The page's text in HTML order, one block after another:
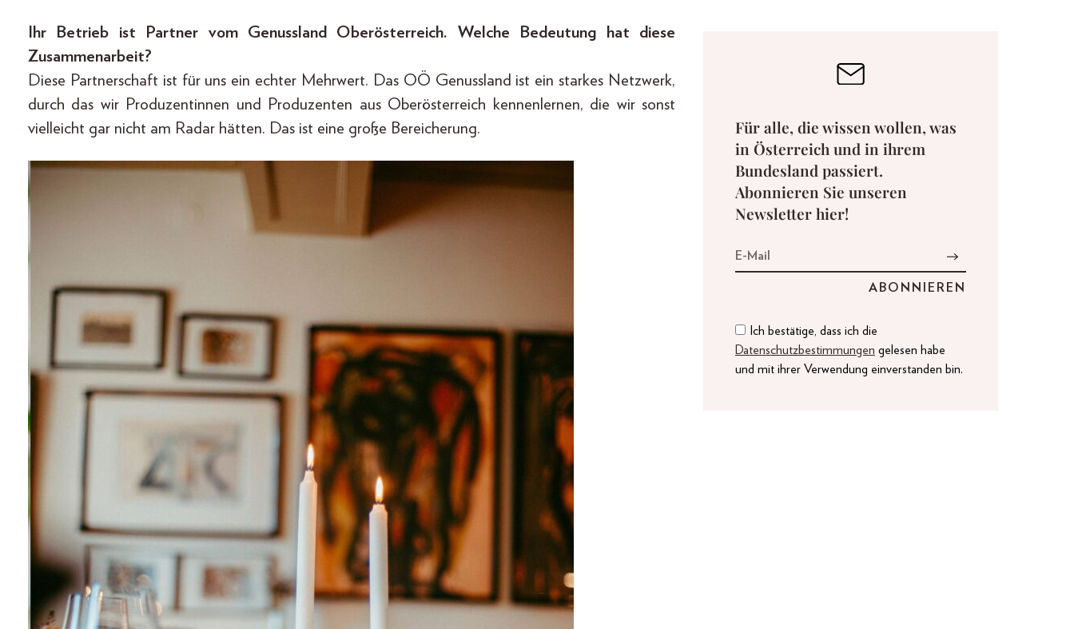
Ihr Betrieb ist Partner vom Genussland Oberösterreich. Welche Bedeutung hat diese
Zusammenarbeit?
Diese Partnerschaft ist für uns ein echter Mehrwert. Das OÖ Genussland ist ein starkes Netzwerk,
durch das wir Produzentinnen und Produzenten aus Oberösterreich kennenlernen, die wir sonst
vielleicht gar nicht am Radar hätten. Das ist eine große Bereicherung.
Für alle, die wissen wollen, was
in Österreich und in ihrem
Bundesland passiert.
Abonnieren Sie unseren
Newsletter hier!
Ich bestätige, dass ich die
Datenschutzbestimmungen gelesen habe
und mit ihrer Verwendung einverstanden bin.